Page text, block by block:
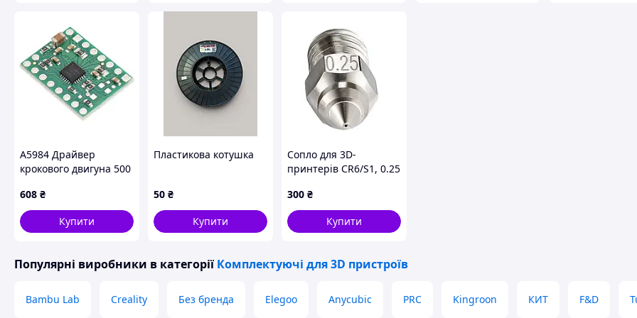
A5984 Драйвер
крокового двигуна 500
608 ₴
Купити
Пластикова котушка
50 ₴
Купити
Сопло для 3D-
принтерів CR6/S1, 0.25
Артикул BO1826
300 ₴
Купити
Популярні виробники в категорії Комплектуючі для 3D пристроїв
Bambu Lab Creality Без бренда Elegoo Anycubic PRC Kingroon КИТ F&D